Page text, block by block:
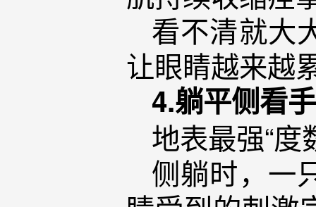
看不清就大
让眼睛越来越
4.躺平侧看
地表最强“度
侧躺时，一